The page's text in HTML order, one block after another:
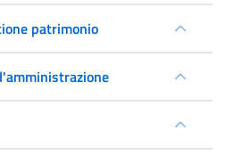
patrimonio